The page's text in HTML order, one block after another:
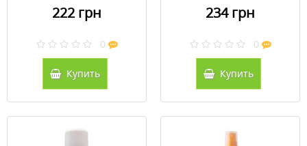
222 грн
0
Купить
234 грн
0
Купить